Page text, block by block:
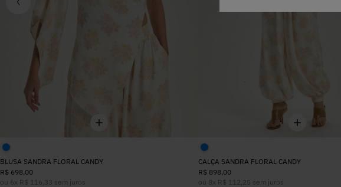
BLUSA SANDRA FLORAL CANDY
R$ 698,00
ou 6x R$ 116 33 sem juros
CALÇA SANDRA FLORAL CANDY
R$ 898,00
ou 8x R$ 112 25 sem juros